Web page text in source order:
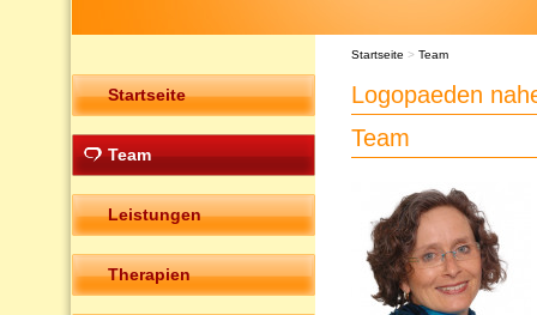
Startseite
Team
Leistungen
Therapien
Startseite > Team
Logopaeden
Team